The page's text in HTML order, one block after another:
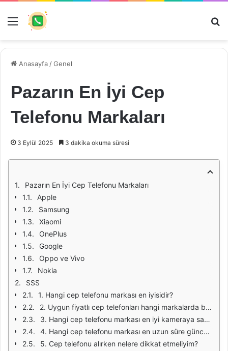
Menü
Anasayfa /Genel
Pazarın En İyi Cep
Telefonu Markaları
3 Eylül 2025 3 dakika okuma süresi
Pazarın En İyi Cep Telefonu Markaları
Apple
Samsung
Xiaomi
OnePlus
Google
Oppo ve Vivo
Nokia
SSS
1. Hangi cep telefonu markası en iyisidir?
2. Uygun fiyatlı cep telefonları hangi markalarda bulunur?
3. Hangi cep telefonu markası en iyi kameraya sahiptir?
4. Hangi cep telefonu markası en uzun süre güncelleme alır?
5. Cep telefonu alırken nelere dikkat etmeliyim?